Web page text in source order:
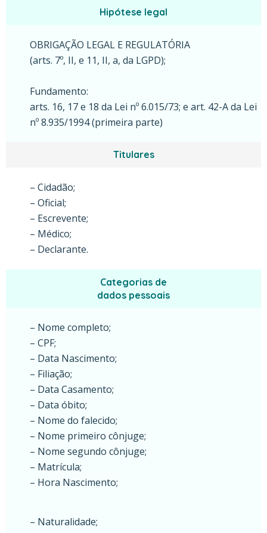
Hipótese legal
OBRIGAÇÃO LEGAL E REGULATÓRIA
(arts. 7º, II, e 11, II, a, da LGPD);
Fundamento:
arts. 16, 17 e 18 da Lei nº 6.015/73; e art. 42-A da Lei
nº 8.935/1994 (primeira parte)
Titulares
– Cidadão;
– Oficial;
– Escrevente;
– Médico;
– Declarante.
Categorias de
dados pessoais
– Nome completo;
– CPF;
– Data Nascimento;
– Filiação;
– Data Casamento;
– Data óbito;
– Nome do falecido;
– Nome primeiro cônjuge;
– Nome segundo cônjuge;
– Matrícula;
– Hora Nascimento;
– Naturalidade;